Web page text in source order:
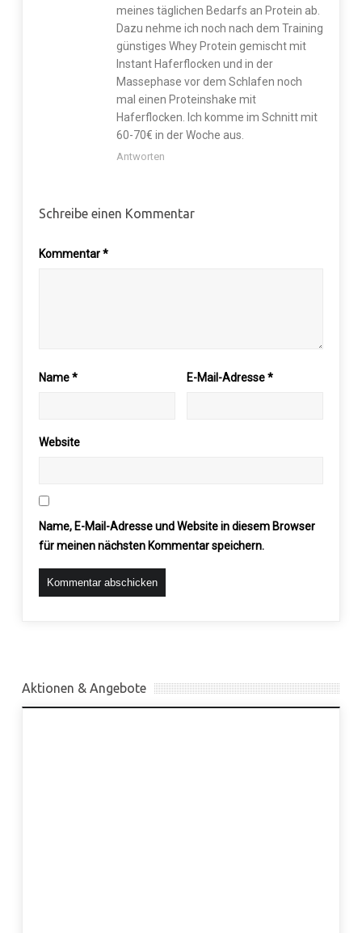
meines täglichen Bedarfs an Protein ab.
Dazu nehme ich noch nach dem Training
günstiges Whey Protein gemischt mit
Instant Haferflocken und in der
Massephase vor dem Schlafen noch
mal einen Proteinshake mit
Haferflocken. Ich komme im Schnitt mit
60-70€ in der Woche aus.
Antworten
Schreibe einen Kommentar
Kommentar*
Name* E-Mail-Adresse*
Website
Name, E-Mail-Adresse und Website in diesem Browser
für meinen nächsten Kommentar speichern.
Aktionen & Angebote